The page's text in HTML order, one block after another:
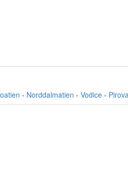
- Norddalmatien - Vodice -